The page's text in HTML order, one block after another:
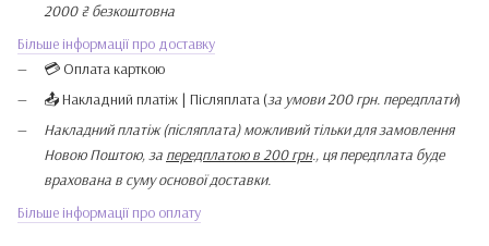
2000 ₴ безкоштовна
Більше інформації про доставку
💳 Оплата карткою
📤 Накладний платіж | Післяплата (за умови 200 грн. передплати)
Накладний платіж (післяплата) можливий тільки для замовлення
Новою Поштою, за передплатою в 200 грн., ця передплата буде
врахована в суму основої доставки.
Більше інформації про оплату